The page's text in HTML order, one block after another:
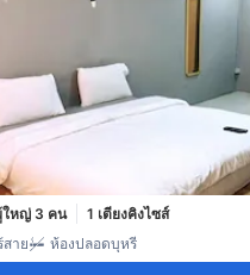
ใหญ่ 3 คน
1 เตียงคิงไซส์
สาย
ห้องปลอดบุหรี่